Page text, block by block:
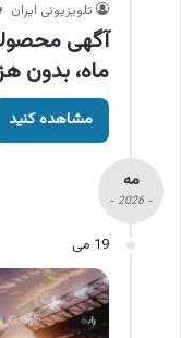
تلویزیونی ایران
ماه، بدون
مشاهده کنید
مه
- 2026 -
19 می